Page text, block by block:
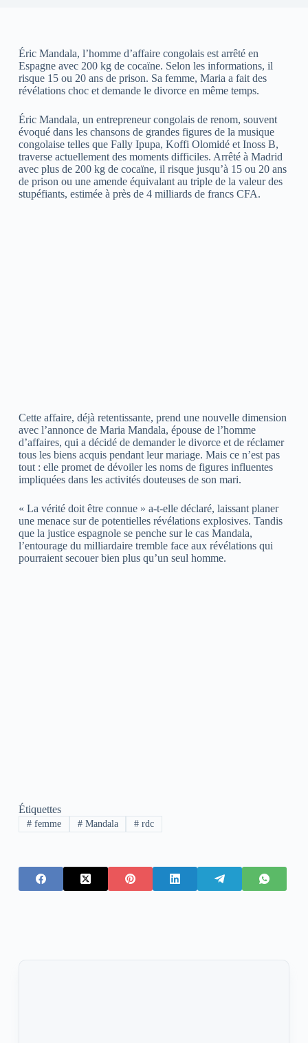
Éric Mandala, l’homme d’affaire congolais est arrêté en
Espagne avec 200 kg de cocaïne. Selon les informations, il
risque 15 ou 20 ans de prison. Sa femme, Maria a fait des
révélations choc et demande le divorce en même temps.
Éric Mandala, un entrepreneur congolais de renom, souvent
évoqué dans les chansons de grandes figures de la musique
congolaise telles que Fally Ipupa, Koffi Olomidé et Inoss B,
traverse actuellement des moments difficiles. Arrêté à Madrid
avec plus de 200 kg de cocaïne, il risque jusqu’à 15 ou 20 ans
de prison ou une amende équivalant au triple de la valeur des
stupéfiants, estimée à près de 4 milliards de francs CFA.
Cette affaire, déjà retentissante, prend une nouvelle dimension
avec l’annonce de Maria Mandala, épouse de l’homme
d’affaires, qui a décidé de demander le divorce et de réclamer
tous les biens acquis pendant leur mariage. Mais ce n’est pas
tout : elle promet de dévoiler les noms de figures influentes
impliquées dans les activités douteuses de son mari.
« La vérité doit être connue » a-t-elle déclaré, laissant planer
une menace sur de potentielles révélations explosives. Tandis
que la justice espagnole se penche sur le cas Mandala,
l’entourage du milliardaire tremble face aux révélations qui
pourraient secouer bien plus qu’un seul homme.
Étiquettes
#femme #Mandala # rdc